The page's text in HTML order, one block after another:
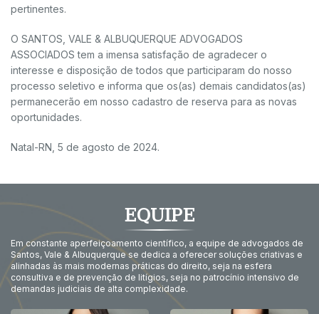
pertinentes.
O SANTOS, VALE & ALBUQUERQUE ADVOGADOS
ASSOCIADOS tem a imensa satisfação de agradecer o
interesse e disposição de todos que participaram do nosso
processo seletivo e informa que os(as) demais candidatos(as)
permanecerão em nosso cadastro de reserva para as novas
oportunidades.
Natal-RN, 5 de agosto de 2024.
EQUIPE
Em constante aperfeiçoamento científico, a equipe de advogados de
Santos, Vale & Albuquerque se dedica a oferecer soluções criativas e
alinhadas às mais modernas práticas do direito, seja na esfera
consultiva e de prevenção de litígios, seja no patrocínio intensivo de
demandas judiciais de alta complexidade.